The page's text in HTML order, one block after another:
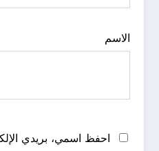
الاسم
احفظ اسمي، بريدي